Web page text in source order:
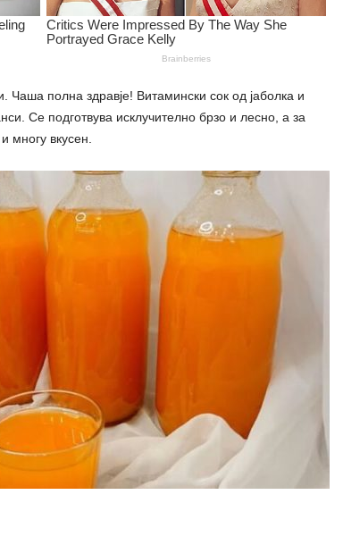
Чаша полна здравје! Витамински сок од јаболка и
Се подготвува исклучително брзо и лесно, а за
многу вкусен.